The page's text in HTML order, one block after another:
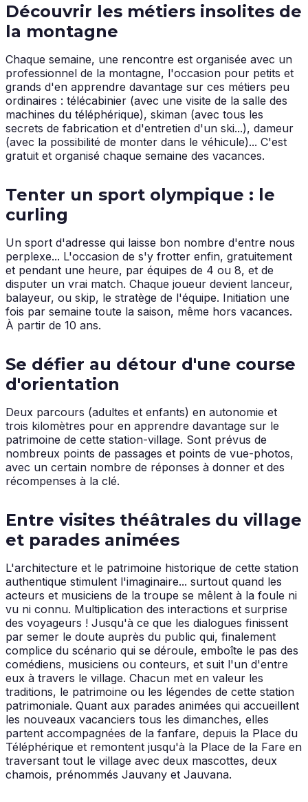
Découvrir les métiers insolites de
la montagne
Chaque semaine, une rencontre est organisée avec un
professionnel de la montagne, l'occasion pour petits et
grands d'en apprendre davantage sur ces métiers peu
ordinaires : télécabinier (avec une visite de la salle des
machines du téléphérique), skiman (avec tous les
secrets de fabrication et d'entretien d'un ski...), dameur
(avec la possibilité de monter dans le véhicule)... C'est
gratuit et organisé chaque semaine des vacances.
Tenter un sport olympique : le
curling
Un sport d'adresse qui laisse bon nombre d'entre nous
perplexe... L'occasion de s'y frotter enfin, gratuitement
et pendant une heure, par équipes de 4 ou 8, et de
disputer un vrai match. Chaque joueur devient lanceur,
balayeur, ou skip, le stratège de l'équipe. Initiation une
fois par semaine toute la saison, même hors vacances.
À partir de 10 ans.
Se défier au détour d'une course
d'orientation
Deux parcours (adultes et enfants) en autonomie et
trois kilomètres pour en apprendre davantage sur le
patrimoine de cette station-village. Sont prévus de
nombreux points de passages et points de vue-photos,
avec un certain nombre de réponses à donner et des
récompenses à la clé.
Entre visites théâtrales du village
et parades animées
L'architecture et le patrimoine historique de cette station
authentique stimulent l'imaginaire... surtout quand les
acteurs et musiciens de la troupe se mêlent à la foule ni
vu ni connu. Multiplication des interactions et surprise
des voyageurs ! Jusqu'à ce que les dialogues finissent
par semer le doute auprès du public qui, finalement
complice du scénario qui se déroule, emboîte le pas des
comédiens, musiciens ou conteurs, et suit l'un d'entre
eux à travers le village. Chacun met en valeur les
traditions, le patrimoine ou les légendes de cette station
patrimoniale. Quant aux parades animées qui accueillent
les nouveaux vacanciers tous les dimanches, elles
partent accompagnées de la fanfare, depuis la Place du
Téléphérique et remontent jusqu'à la Place de la Fare en
traversant tout le village avec deux mascottes, deux
chamois, prénommés Jauvany et Jauvana.